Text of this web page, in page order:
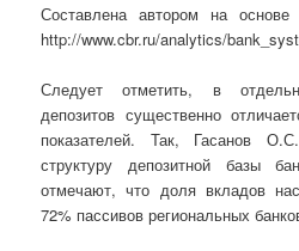
Составлена автором на
http://www.cbr.ru/analytics/
Следует отметить, в
депозитов существенно
показателей. Так, Гасанов
структуру депозитной базы
отмечают, что доля вкладов
72% пассивов региональных